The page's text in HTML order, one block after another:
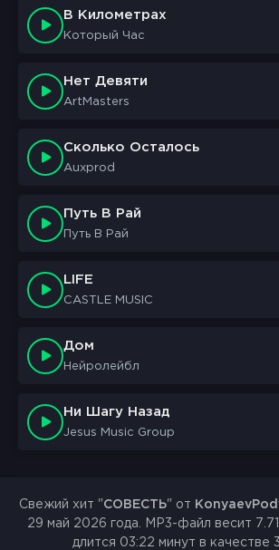
В Километрах
Который Час
Нет Девяти
ArtMasters
Сколько Осталось
Auxprod
Путь В Рай
Путь В Рай
LIFE
CASTLE MUSIC
Дом
Нейролейбл
Ни Шагу Назад
Jesus Music Group
Свежий хит "СОВЕСТЬ" от
29 май 2026 года. MP3-файл весит
длится 03:22 минут в качестве